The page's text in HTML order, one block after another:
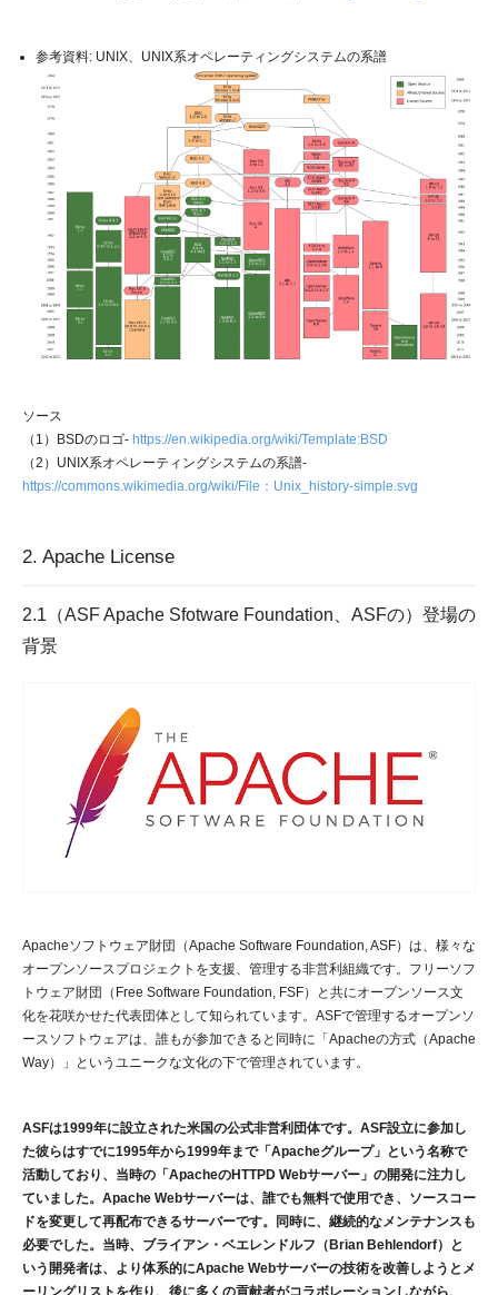
参考資料: UNIX、UNIX系オペレーティングシステムの系譜
ソース
（1）BSDのロゴ- https://en.wikipedia.org/wiki/Template:BSD
（2）UNIX系オペレーティングシステムの系譜-
https://commons.wikimedia.org/wiki/File：Unix_history-simple.svg
2. Apache License
2.1（ASF Apache Sfotware Foundation、ASFの）登場の
背景
Apacheソフトウェア財団（Apache Software Foundation, ASF）は、様々な
オープンソースプロジェクトを支援、管理する非営利組織です。フリーソフ
トウェア財団（Free Software Foundation, FSF）と共にオープンソース文
化を花咲かせた代表団体として知られています。ASFで管理するオープンソ
ースソフトウェアは、誰もが参加できると同時に「Apacheの方式（Apache
Way）」というユニークな文化の下で管理されています。
ASFは1999年に設立された米国の公式非営利団体です。ASF設立に参加し
た彼らはすでに1995年から1999年まで「Apacheグループ」という名称で
活動しており、当時の「ApacheのHTTPD Webサーバー」の開発に注力し
ていました。Apache Webサーバーは、誰でも無料で使用でき、ソースコー
ドを変更して再配布できるサーバーです。同時に、継続的なメンテナンスも
必要でした。当時、ブライアン・ベエレンドルフ（Brian Behlendorf）と
いう開発者は、より体系的にApache Webサーバーの技術を改善しようとメ
ーリングリストを作り、後に多くの貢献者がコラボレーションしながら、